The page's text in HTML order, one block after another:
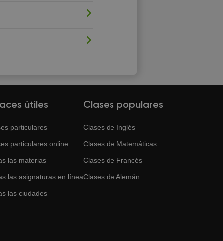
útiles
particulares
particulares online
las materias
las asignaturas en línea
las ciudades
Clases populares
Clases de Inglés
Clases de Matemáticas
Clases de Francés
Clases de Alemán